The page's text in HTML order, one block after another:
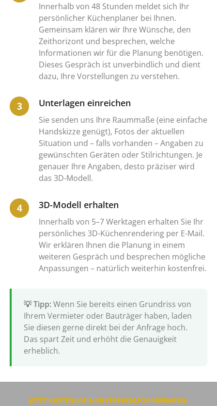
Innerhalb von 48 Stunden meldet sich Ihr
persönlicher Küchenplaner bei Ihnen.
Gemeinsam klären wir Ihre Wünsche, den
Zeithorizont und besprechen, welche
Informationen wir für die Planung benötigen.
Dieses Gespräch ist unverbindlich und dient
dazu, Ihre Vorstellungen zu verstehen.
Unterlagen einreichen
Sie senden uns Ihre Raummaße (eine einfache
Handskizze genügt), Fotos der aktuellen
Situation und – falls vorhanden – Angaben zu
gewünschten Geräten oder Stilrichtungen. Je
genauer Ihre Angaben, desto präziser wird
das 3D-Modell.
3D-Modell erhalten
Innerhalb von 5–7 Werktagen erhalten Sie Ihr
persönliches 3D-Küchenrendering per E-Mail.
Wir erklären Ihnen die Planung in einem
weiteren Gespräch und besprechen mögliche
Anpassungen – natürlich weiterhin kostenfrei.
Wenn Sie bereits einen Grundriss von
Ihrem Vermieter oder Bauträger haben, laden
Sie diesen gerne direkt bei der Anfrage hoch.
Das spart Zeit und erhöht die Genauigkeit
erheblich.
JETZT KOSTENLOS & UNVERBINDLICH ANFRAGEN: